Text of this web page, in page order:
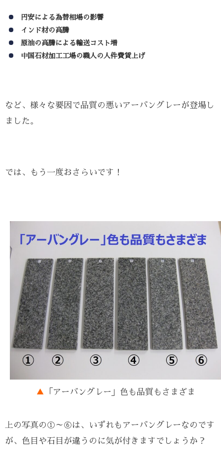
円安による為替相場の影響
インド材の高騰
原油の高騰による輸送コスト増
中国石材加工工場の職人の人件費賃上げ
など、様々な要因で品質の悪いアーバングレーが登場し
ました。
では、もう一度おさらいです！
▲ 「アーバングレー」色も品質もさまざま
上の写真の①～⑥は、いずれもアーバングレーなのです
が、色目や石目が違うのに気が付きますでしょうか？